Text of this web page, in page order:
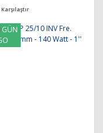
Karşılaştır
GÜN